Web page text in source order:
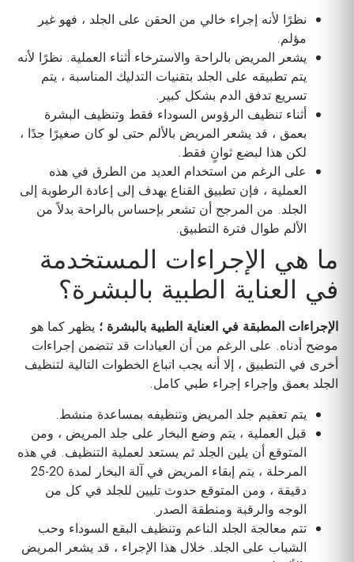
نظرًا لأنه إجراء خالي من الحقن على الجلد ، فهو غير
مؤلم.
يشعر المريض بالراحة والاسترخاء أثناء العملية. نظرًا لأنه
يتم تطبيقه على الجلد بتقنيات التدليك المناسبة ، يتم
تسريع تدفق الدم بشكل كبير.
أثناء تنظيف الرؤوس السوداء فقط وتنظيف البشرة
بعمق ، قد يشعر المريض بالألم حتى لو كان صغيرًا جدًا ،
لكن هذا لبضع ثوانٍ فقط.
على الرغم من استخدام العديد من الطرق في هذه
العملية ، فإن تطبيق القناع يهدف إلى إعادة الرطوبة إلى
الجلد. من المرجح أن تشعر بإحساس بالراحة بدلاً من
الألم طوال فترة التطبيق.
ما هي الإجراءات المستخدمة
في العناية الطبية بالبشرة؟
الإجراءات المطبقة في العناية الطبية بالبشرة ؛ يظهر كما هو
موضح أدناه. على الرغم من أن العيادات قد تتضمن إجراءات
أخرى في التطبيق ، إلا أنه يجب اتباع الخطوات التالية لتنظيف
الجلد بعمق وإجراء إجراء طبي كامل.
يتم تعقيم جلد المريض وتنظيفه بمساعدة منشط.
قبل العملية ، يتم وضع البخار على جلد المريض ، ومن
المتوقع أن يلين الجلد ثم يستعد لعملية التنظيف. في هذه
المرحلة ، يتم إبقاء المريض في آلة البخار لمدة 20-25
دقيقة ، ومن المتوقع حدوث تليين للجلد في كل من
الوجه والرقبة ومنطقة الصدر.
تتم معالجة الجلد الناعم وتنظيف البقع السوداء وحب
الشباب على الجلد. خلال هذا الإجراء ، قد يشعر المريض